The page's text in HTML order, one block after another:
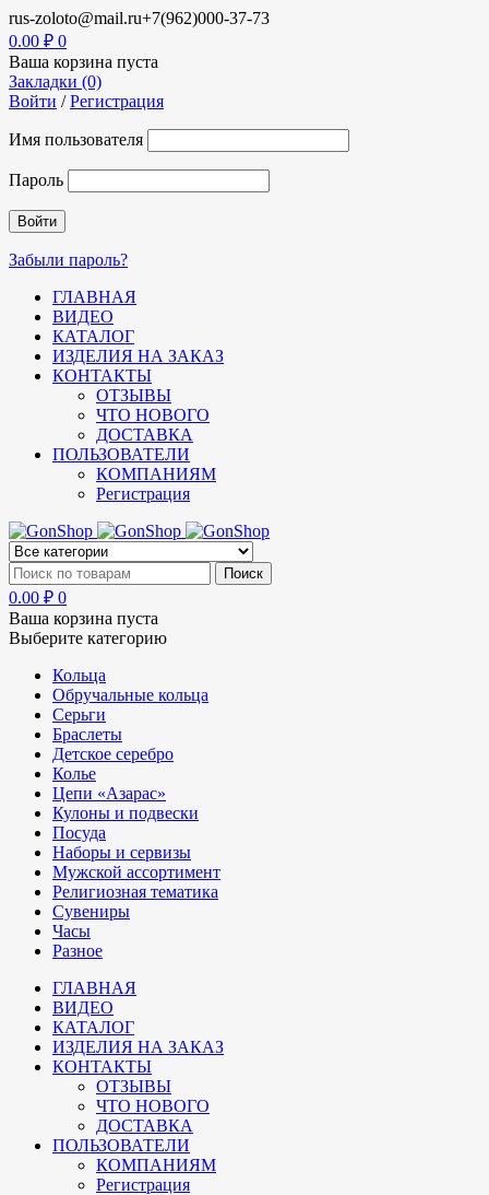
rus-zoloto@mail.ru+7(962)000-37-73
0.00 ₽ 0
Ваша корзина пуста
Закладки (0)
Войти /Регистрация
Имя пользователя
Пароль
Забыли пароль?
ГЛАВНАЯ
ВИДЕО
КАТАЛОГ
ИЗДЕЛИЯ НА ЗАКАЗ
КОНТАКТЫ
ОТЗЫВЫ
ЧТО НОВОГО
ДОСТАВКА
ПОЛЬЗОВАТЕЛИ
КОМПАНИЯМ
Регистрация
0.00 ₽ 0
Ваша корзина пуста
Выберите категорию
Кольца
Обручальные кольца
Серьги
Браслеты
Детское серебро
Колье
Цепи «Азарас»
Кулоны и подвески
Посуда
Наборы и сервизы
Мужской ассортимент
Религиозная тематика
Сувениры
Часы
Разное
ГЛАВНАЯ
ВИДЕО
КАТАЛОГ
ИЗДЕЛИЯ НА ЗАКАЗ
КОНТАКТЫ
ОТЗЫВЫ
ЧТО НОВОГО
ДОСТАВКА
ПОЛЬЗОВАТЕЛИ
КОМПАНИЯМ
Регистрация